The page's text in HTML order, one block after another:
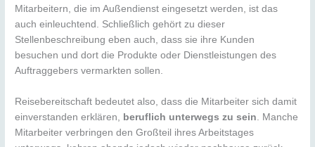
Mitarbeitern, die im Außendienst eingesetzt werden, ist das
auch einleuchtend. Schließlich gehört zu dieser
Stellenbeschreibung eben auch, dass sie ihre Kunden
besuchen und dort die Produkte oder Dienstleistungen des
Auftraggebers vermarkten sollen.
Reisebereitschaft bedeutet also, dass die Mitarbeiter sich damit
einverstanden erklären, beruflich unterwegs zu sein. Manche
Mitarbeiter verbringen den Großteil ihres Arbeitstages